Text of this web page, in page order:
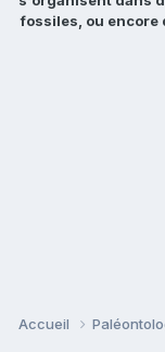
fossiles, ou encore
Accueil